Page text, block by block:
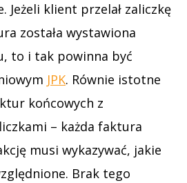
Jeżeli klient przelał zaliczkę
została wystawiona
to i tak powinna być
JPK. Równie istotne
końcowych z
– każda faktura
musi wykazywać, jakie
Brak tego